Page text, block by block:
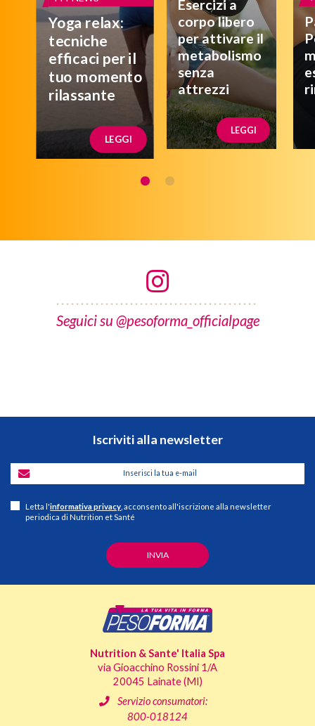
Yoga relax:
tecniche
efficaci per il
tuo momento
rilassante
LEGGI
Esercizi a
corpo libero
per attivare il
metabolismo
senza
attrezzi
LEGGI
Seguici su @pesoforma_officialpage
Iscriviti alla newsletter
Letta l'informativa privacy , acconsento all'iscrizione alla newsletter
periodica di Nutrition et Santé
Nutrition & Sante' Italia Spa
via Gioacchino Rossini 1/A
20045 Lainate (MI)
Servizio consumatori:
800-018124